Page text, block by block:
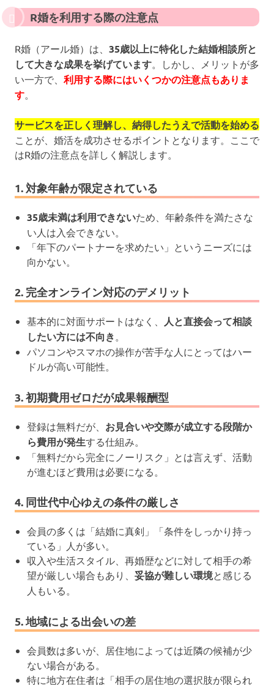
R婚を利用する際の注意点
R婚（アール婚）は、 35歳以上に特化した結婚相談所と
して大きな成果を挙げています。しかし、メリットが多
い一方で、 利用する際にはいくつかの注意点もありま
す。
サービスを正しく理解し、納得したうえで活動を始める
ことが、婚活を成功させるポイントとなります。ここで
はR婚の注意点を詳しく解説します。
1. 対象年齢が限定されている
35歳未満は利用できないため、年齢条件を満たさな
い人は入会できない。
「年下のパートナーを求めたい」というニーズには
向かない。
2. 完全オンライン対応のデメリット
基本的に対面サポートはなく、
人と直接会って相談
したい方には不向き 。
パソコンやスマホの操作が苦手な人にとってはハー
ドルが高い可能性。
3. 初期費用ゼロだが成果報酬型
登録は無料だが、 お見合いや交際が成立する段階か
ら費用が発生する仕組み。
「無料だから完全にノーリスク」とは言えず、活動
が進むほど費用は必要になる。
4. 同世代中心ゆえの条件の厳しさ
会員の多くは「結婚に真剣」「条件をしっかり持っ
ている」人が多い。
収入や生活スタイル、再婚歴などに対して相手の希
望が厳しい場合もあり、 妥協が難しい環境と感じる
人もいる。
5. 地域による出会いの差
会員数は多いが、居住地によっては近隣の候補が少
ない場合がある。
特に地方在住者は「相手の居住地の選択肢が限られ